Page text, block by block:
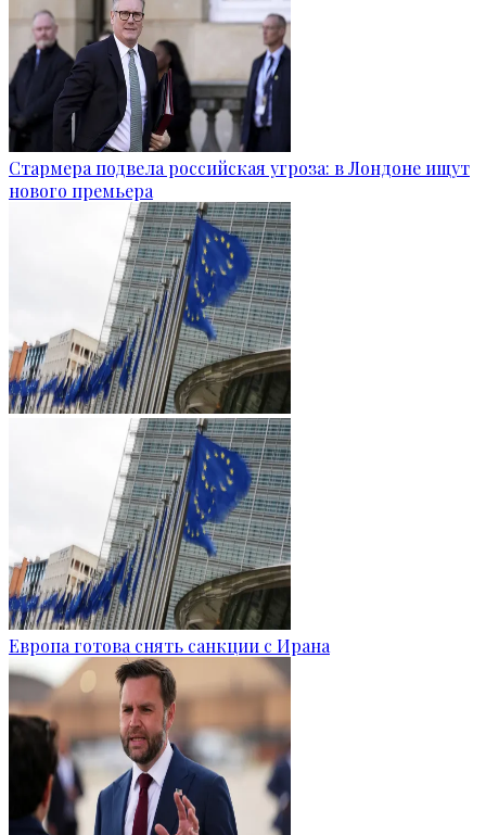
Стармера подвела российская угроза: в Лондоне ищут
нового премьера
Европа готова снять санкции с Ирана